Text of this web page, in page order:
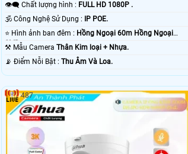
👁️‍🗨 Chất lượng hình : FULL HD 1080P .
🕉️ Công Nghệ Sử Dụng :
IP POE.
⭐ Hình ảnh ban đêm : Hồng Ngoại 60m Hồng Ngoại
SMD.⚒ Mẫu Camera Thân Kim loại + Nhựa.
️📡 Điểm Nỗi Bật : Thu Âm Và Loa.
487